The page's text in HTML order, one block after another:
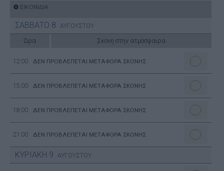
ΕΙΚΟΝΙΔΙΑ
ΣΑΒΒΑΤΟ 8 ΑΥΓΟΥΣΤΟΥ
Ώρα Σκόνη στην ατμόσφαιρα
12:00 ΔΕΝ ΠΡΟΒΛΕΠΕΤΑΙ ΜΕΤΑΦΟΡΑ ΣΚΟΝΗΣ
15:00 ΔΕΝ ΠΡΟΒΛΕΠΕΤΑΙ ΜΕΤΑΦΟΡΑ ΣΚΟΝΗΣ
18:00 ΔΕΝ ΠΡΟΒΛΕΠΕΤΑΙ ΜΕΤΑΦΟΡΑ ΣΚΟΝΗΣ
21:00 ΔΕΝ ΠΡΟΒΛΕΠΕΤΑΙ ΜΕΤΑΦΟΡΑ ΣΚΟΝΗΣ
ΚΥΡΙΑΚΗ 9 ΑΥΓΟΥΣΤΟΥ